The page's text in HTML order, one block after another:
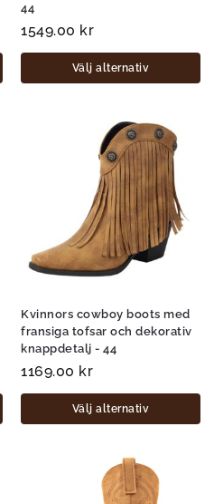
44
1549.00 kr
Välj alternativ
Kvinnors cowboy boots med
fransiga tofsar och dekorativ
knappdetalj - 44
1169.00 kr
Välj alternativ